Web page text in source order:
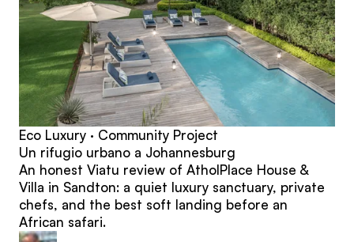
Eco Luxury · Community Project
Un rifugio urbano a Johannesburg
An honest Viatu review of AtholPlace House &
Villa in Sandton: a quiet luxury sanctuary, private
chefs, and the best soft landing before an
African safari.